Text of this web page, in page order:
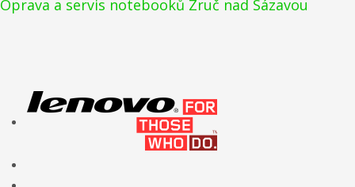
Oprava a servis notebooků Zruč nad Sázavou